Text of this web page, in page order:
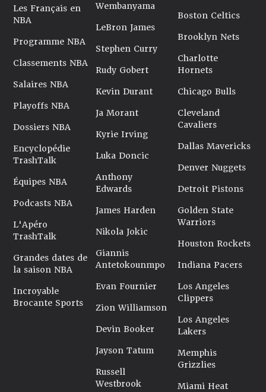
Les Français en
NBA
Programme NBA
Classements NBA
Salaires NBA
Playoffs NBA
Dossiers NBA
Encyclopédie
TrashTalk
Équipes NBA
Podcasts NBA
L'Apéro
TrashTalk
Grandes dates de
la saison NBA
Incroyable
Brocante Sports
Wembanyama
LeBron James
Stephen Curry
Rudy Gobert
Kevin Durant
Ja Morant
Kyrie Irving
Luka Doncic
Anthony
Edwards
James Harden
Nikola Jokic
Giannis
Antetokounmpo
Evan Fournier
Zion Williamson
Devin Booker
Jayson Tatum
Russell
Westbrook
Boston Celtics
Brooklyn Nets
Charlotte
Hornets
Chicago Bulls
Cleveland
Cavaliers
Dallas Mavericks
Denver Nuggets
Detroit Pistons
Golden State
Warriors
Houston Rockets
Indiana Pacers
Los Angeles
Clippers
Los Angeles
Lakers
Memphis
Grizzlies
Miami Heat